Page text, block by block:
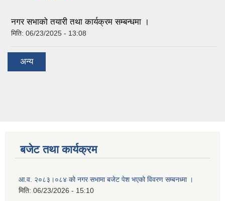
नगर सभाको तयारी तथा कार्यक्रम सम्बन्धमा ।
मिति: 06/23/2025 - 13:08
अन्य
बजेट तथा कार्यक्रम
आ.व. २०८३।०८४ को नगर सभामा बजेट पेश भएको विवरण सम्बनध्मा ।
मिति: 06/23/2026 - 15:10